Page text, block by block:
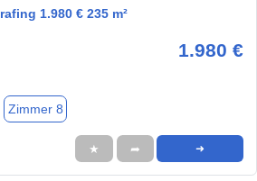
1.980 € 235 m²
1.980 €
Zimmer 8
★ ➦ ➜